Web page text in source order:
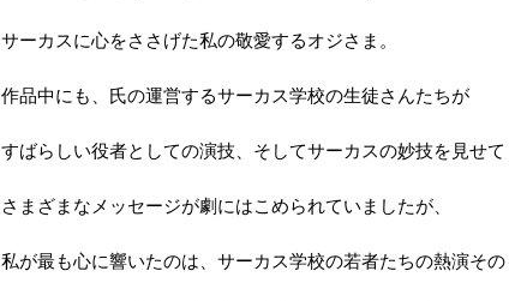
サーカスに心をささげた私の敬愛するオジさま。
作品中にも、氏の運営するサーカス学校の生徒さんたちが
すばらしい役者としての演技、そしてサーカスの妙技を見せ
さまざまなメッセージが劇にはこめられていましたが、
私が最も心に響いたのは、サーカス学校の若者たちの熱演そ